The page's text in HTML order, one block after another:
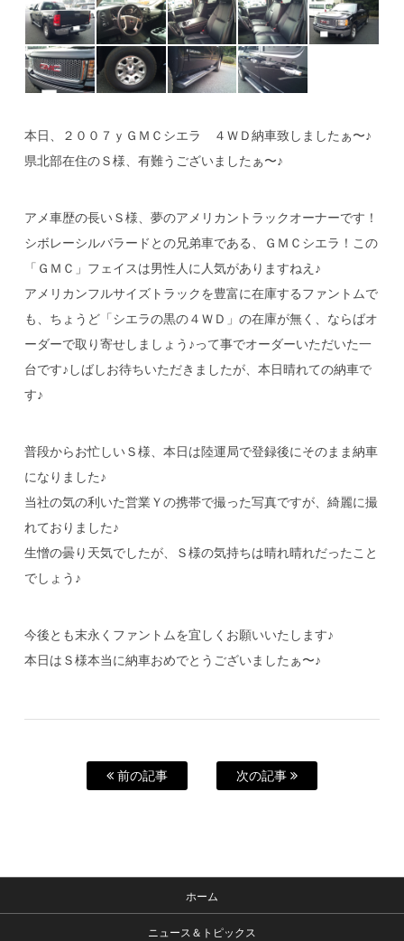
本日、２００７ｙＧＭＣシエラ ４ＷＤ納車致しましたぁ〜♪
県北部在住のＳ様、有難うございましたぁ〜♪
アメ車歴の長いＳ様、夢のアメリカントラックオーナーです！
シボレーシルバラードとの兄弟車である、ＧＭＣシエラ！この
「ＧＭＣ」フェイスは男性人に人気がありますねえ♪
アメリカンフルサイズトラックを豊富に在庫するファントムで
も、ちょうど「シエラの黒の４ＷＤ」の在庫が無く、ならばオ
ーダーで取り寄せしましょう♪って事でオーダーいただいた一
台です♪しばしお待ちいただきましたが、本日晴れての納車で
す♪
普段からお忙しいＳ様、本日は陸運局で登録後にそのまま納車
になりました♪
当社の気の利いた営業Ｙの携帯で撮った写真ですが、綺麗に撮
れておりました♪
生憎の曇り天気でしたが、Ｓ様の気持ちは晴れ晴れだったこと
でしょう♪
今後とも末永くファントムを宜しくお願いいたします♪
本日はＳ様本当に納車おめでとうございましたぁ〜♪
前の記事 次の記事
ホーム
ニュース＆トピックス